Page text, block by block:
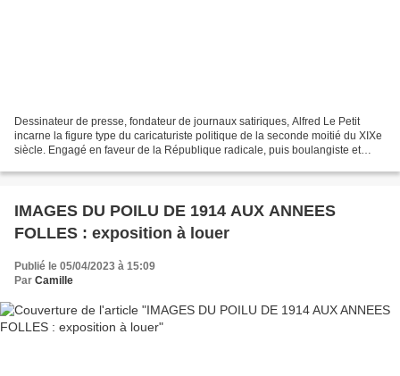
Dessinateur de presse, fondateur de journaux satiriques, Alfred Le Petit
incarne la figure type du caricaturiste politique de la seconde moitié du XIXe
siècle. Engagé en faveur de la République radicale, puis boulangiste et
IMAGES DU POILU DE 1914 AUX ANNEES
FOLLES : exposition à louer
Publié le 05/04/2023 à 15:09
Par Camille